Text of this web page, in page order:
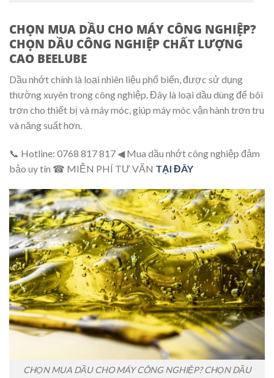
CHỌN MUA DẦU CHO MÁY CÔNG NGHIỆP?
CHỌN DẦU CÔNG NGHIỆP CHẤT LƯỢNG
CAO BEELUBE
Dầu nhớt chính là loại nhiên liệu phổ biến, được sử dụng
thường xuyên trong công nghiệp. Đây là loại dầu dùng để bôi
trơn cho thiết bị và máy móc, giúp máy móc vận hành trơn tru
và năng suất hơn.
📞 Hotline: 0768 817 817 ◀ Mua dầu nhớt công nghiệp đảm
bảo uy tín ☎ MIỄN PHÍ TƯ VẤN TẠI ĐÂY
CHỌN MUA DẦU CHO MÁY CÔNG NGHIỆP? CHỌN DẦU